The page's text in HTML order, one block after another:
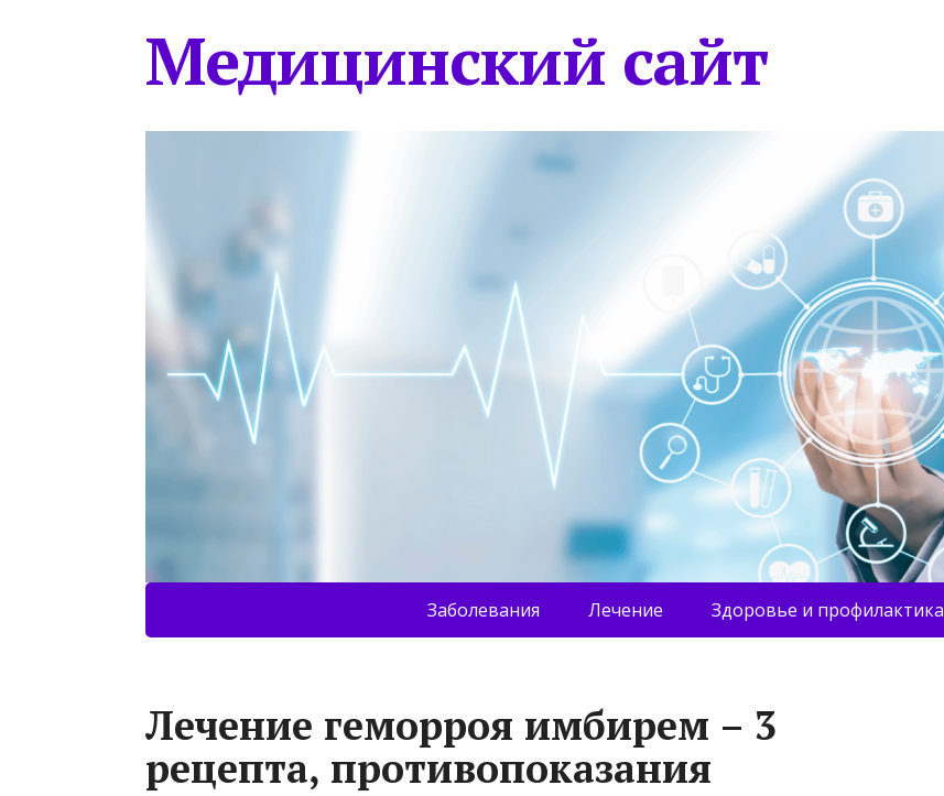
Медицинский сайт
Заболевания Лечение Здоровье и профилактика
Лечение геморроя имбирем – 3
рецепта, противопоказания